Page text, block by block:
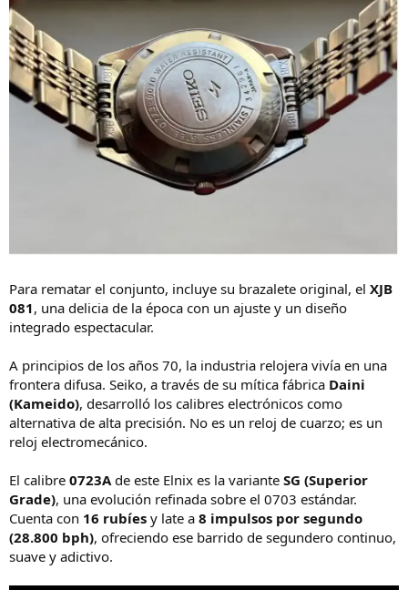
Para rematar el conjunto, incluye su brazalete original, el XJB
081, una delicia de la época con un ajuste y un diseño
integrado espectacular.
A principios de los años 70, la industria relojera vivía en una
frontera difusa. Seiko, a través de su mítica fábrica Daini
(Kameido), desarrolló los calibres electrónicos como
alternativa de alta precisión. No es un reloj de cuarzo; es un
reloj electromecánico.
El calibre 0723A de este Elnix es la variante SG (Superior
Grade), una evolución refinada sobre el 0703 estándar.
Cuenta con 16 rubíes y late a 8 impulsos por segundo
(28.800 bph), ofreciendo ese barrido de segundero continuo,
suave y adictivo.